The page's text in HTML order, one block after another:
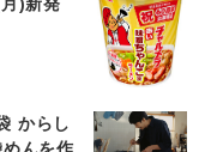
からし